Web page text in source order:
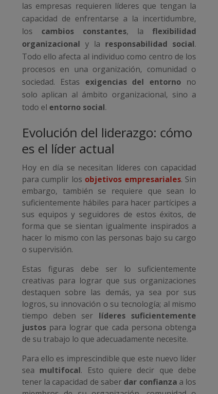
las empresas requieren líderes que tengan la
capacidad de enfrentarse a la incertidumbre,
los cambios constantes, laflexibilidad
organizacional y la responsabilidad social.
Todo ello afecta al individuo como centro de los
procesos en una organización, comunidad o
sociedad. Estas exigencias del entorno no
solo aplican al ámbito organizacional, sino a
todo el entorno social.
Evolución del liderazgo: cómo
es el líder actual
Hoy en día se necesitan líderes con capacidad
para cumplir los objetivos empresariales. Sin
embargo, también se requiere que sean lo
suficientemente hábiles para hacer partícipes a
sus equipos y seguidores de estos éxitos, de
forma que se sientan igualmente inspirados a
hacer lo mismo con las personas bajo su cargo
o supervisión.
Estas figuras debe ser lo suficientemente
creativas para lograr que sus organizaciones
destaquen sobre las demás, ya sea por sus
logros, su innovación o su tecnología; al mismo
tiempo deben ser líderes suficientemente
justospara lograr que cada persona obtenga
de su trabajo lo que adecuadamente necesite.
Para ello es imprescindible que este nuevo líder
sea multifocal. Esto quiere decir que debe
tener la capacidad de saber dar confianza a los